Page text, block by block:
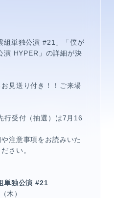
メンバーコンテンツ
組単独公演 #21」「僕が
演 HYPER」の詳細が決
見送り付き！！ご来場
行受付（抽選）は7月16
注意事項をお読みいた
さい。
単独公演 #21
木）